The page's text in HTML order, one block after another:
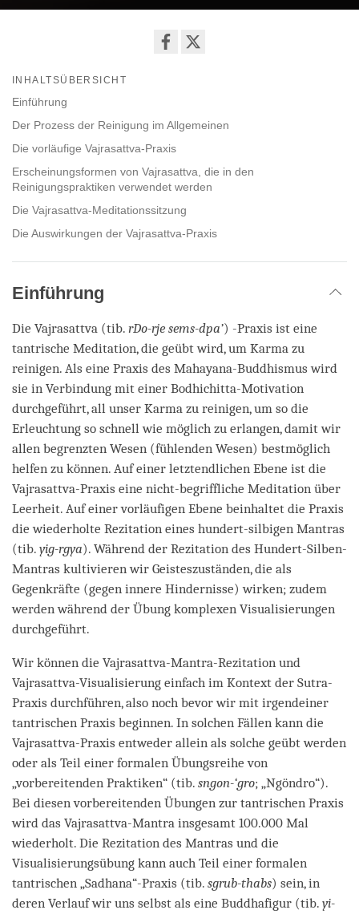
INHALTSÜBERSICHT
Einführung
Der Prozess der Reinigung im Allgemeinen
Die vorläufige Vajrasattva-Praxis
Erscheinungsformen von Vajrasattva, die in den
Reinigungspraktiken verwendet werden
Die Vajrasattva-Meditationssitzung
Die Auswirkungen der Vajrasattva-Praxis
Einführung
Die Vajrasattva (tib. rDo-rje sems-dpa’) -Praxis ist eine
tantrische Meditation, die geübt wird, um Karma zu
reinigen. Als eine Praxis des Mahayana-Buddhismus wird
sie in Verbindung mit einer Bodhichitta-Motivation
durchgeführt, all unser Karma zu reinigen, um so die
Erleuchtung so schnell wie möglich zu erlangen, damit wir
allen begrenzten Wesen (fühlenden Wesen) bestmöglich
helfen zu können. Auf einer letztendlichen Ebene ist die
Vajrasattva-Praxis eine nicht-begriffliche Meditation über
Leerheit. Auf einer vorläufigen Ebene beinhaltet die Praxis
die wiederholte Rezitation eines hundert-silbigen Mantras
(tib. yig-rgya). Während der Rezitation des Hundert-Silben-
Mantras kultivieren wir Geisteszuständen, die als
Gegenkräfte (gegen innere Hindernisse) wirken; zudem
werden während der Übung komplexen Visualisierungen
durchgeführt.
Wir können die Vajrasattva-Mantra-Rezitation und
Vajrasattva-Visualisierung einfach im Kontext der Sutra-
Praxis durchführen, also noch bevor wir mit irgendeiner
tantrischen Praxis beginnen. In solchen Fällen kann die
Vajrasattva-Praxis entweder allein als solche geübt werden
oder als Teil einer formalen Übungsreihe von
„vorbereitenden Praktiken“ (tib. sngon-‘gro; „Ngöndro“).
Bei diesen vorbereitenden Übungen zur tantrischen Praxis
wird das Vajrasattva-Mantra insgesamt 100.000 Mal
wiederholt. Die Rezitation des Mantras und die
Visualisierungsübung kann auch Teil einer formalen
tantrischen „Sadhana“-Praxis (tib. sgrub-thabs) sein, in
deren Verlauf wir uns selbst als eine Buddhafigur (tib. yi-